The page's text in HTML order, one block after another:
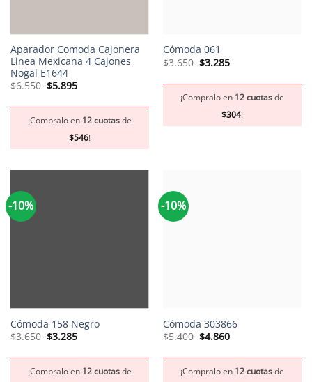
Aparador Comoda Cajonera
Linea Mexicana 4 Cajones
Nogal E1644
$6.550 El
precio
era:
$6.550.
$5.895El
precio
es:
$5.895.
¡Compralo en 12 cuotasde
$546!
Cómoda 061
$3.650 El
precio
era:
$3.650.
$3.285El
precio
es:
$3.285.
¡Compralo en 12 cuotasde
$304!
-10%
Cómoda 158 Negro
$3.650 El
$3.650.
$3.285El
$3.285.
¡Compralo en 12 cuotasde
-10%
Cómoda 303866
$5.400 El
$5.400.
$4.860El
$4.860.
¡Compralo en 12 cuotasde